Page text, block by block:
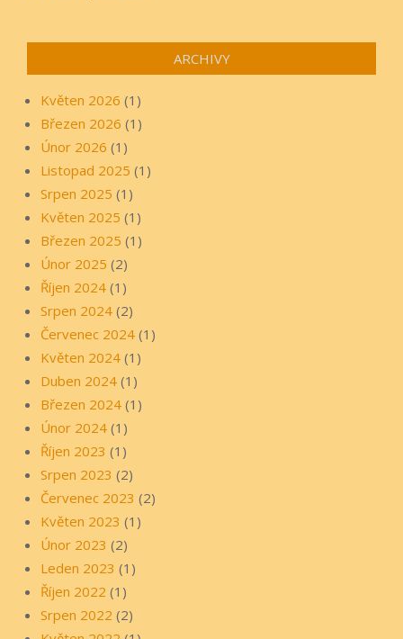
ARCHIVY
Květen 2026 (1)
Březen 2026 (1)
Únor 2026 (1)
Listopad 2025 (1)
Srpen 2025 (1)
Květen 2025 (1)
Březen 2025 (1)
Únor 2025 (2)
Říjen 2024 (1)
Srpen 2024 (2)
Červenec 2024 (1)
Květen 2024 (1)
Duben 2024 (1)
Březen 2024 (1)
Únor 2024 (1)
Říjen 2023 (1)
Srpen 2023 (2)
Červenec 2023 (2)
Květen 2023 (1)
Únor 2023 (2)
Leden 2023 (1)
Říjen 2022 (1)
Srpen 2022 (2)